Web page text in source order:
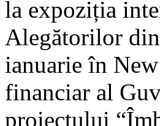
la expoziția
Alegătorilor din
ianuarie în
financiar al
proiectului